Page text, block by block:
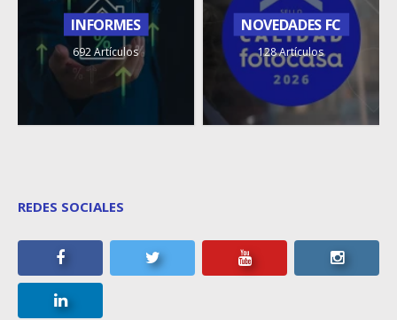
INFORMES
692 Artículos
NOVEDADES FC
128 Artículos
REDES SOCIALES